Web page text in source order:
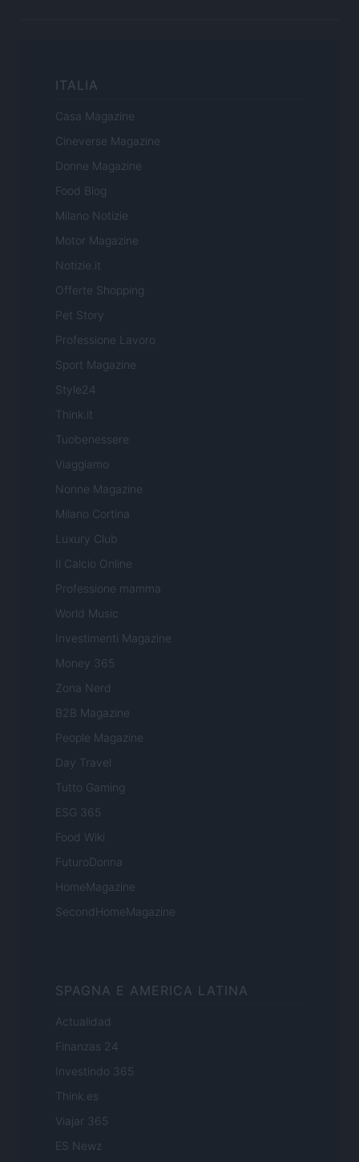
ITALIA
Casa Magazine
Cineverse Magazine
Donne Magazine
Food Blog
Milano Notizie
Motor Magazine
Notizie.it
Offerte Shopping
Pet Story
Professione Lavoro
Sport Magazine
Style24
Think.it
Tuobenessere
Viaggiamo
Nonne Magazine
Milano Cortina
Luxury Club
Il Calcio Online
Professione mamma
World Music
Investimenti Magazine
Money 365
Zona Nerd
B2B Magazine
People Magazine
Day Travel
Tutto Gaming
ESG 365
Food Wiki
FuturoDonna
HomeMagazine
SecondHomeMagazine
SPAGNA E AMERICA LATINA
Actualidad
Finanzas 24
Investindo 365
Think.es
Viajar 365
ES Newz